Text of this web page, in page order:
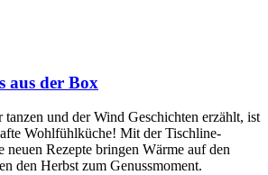
aus der Box
tanzen und der Wind Geschichten erzählt, ist
Wohlfühlküche! Mit der Tischline-
neuen Rezepte bringen Wärme auf den
den Herbst zum Genussmoment.